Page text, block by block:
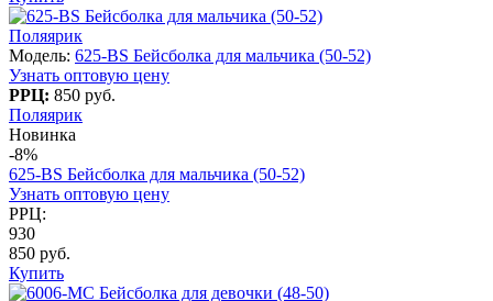
Поляярик
Модель: 625-BS Бейсболка для мальчика (50-52)
Узнать оптовую цену
РРЦ: 850 руб.
Поляярик
Новинка
-8%
625-BS Бейсболка для мальчика (50-52)
Узнать оптовую цену
РРЦ:
930
850 руб.
Купить